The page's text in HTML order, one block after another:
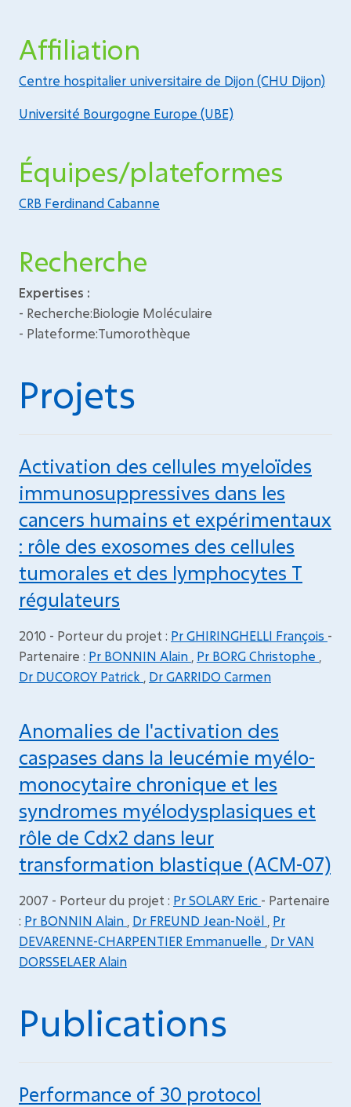
Affiliation
Centre hospitalier universitaire de Dijon (CHU Dijon)
Université Bourgogne Europe (UBE)
Équipes/plateformes
CRB Ferdinand Cabanne
Recherche
Expertises :
- Recherche:Biologie Moléculaire
- Plateforme:Tumorothèque
Projets
Activation des cellules myeloïdes
immunosuppressives dans les
cancers humains et expérimentaux
: rôle des exosomes des cellules
tumorales et des lymphocytes T
régulateurs
2010 - Porteur du projet : Pr GHIRINGHELLI François -
Partenaire : Pr BONNIN Alain Pr BORG Christophe
Dr DUCOROY Patrick
Dr GARRIDO Carmen
Anomalies de l'activation des
caspases dans la leucémie myélo-
monocytaire chronique et les
syndromes myélodysplasiques et
rôle de Cdx2 dans leur
transformation blastique (ACM-07)
2007 - Porteur du projet : Pr SOLARY Eric - Partenaire
: Pr BONNIN Alain Dr FREUND Jean-Noël Pr
DEVARENNE-CHARPENTIER Emmanuelle
Dr VAN
DORSSELAER Alain
Publications
Performance of 30 protocol